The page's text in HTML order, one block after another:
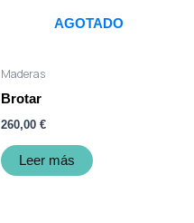
AGOTADO
Maderas
Brotar
260,00 €
Leer más